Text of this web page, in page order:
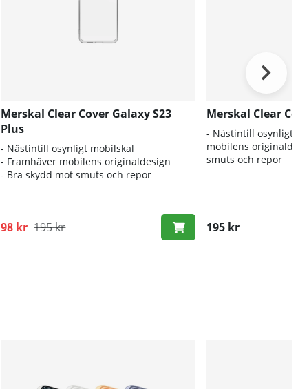
Merskal Clear Cover Galaxy S23
Plus
- Nästintill osynligt mobilskal
- Framhäver mobilens originaldesign
- Bra skydd mot smuts och repor
98 kr 195 kr
Merskal Clear
- Nästintill osynligt
mobilens
smuts och repor
195 kr